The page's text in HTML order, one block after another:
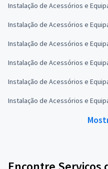
Instalação de Acessórios e
Instalação de Acessórios e
Instalação de Acessórios e
Instalação de Acessórios e
Instalação de Acessórios e
Instalação de Acessórios e